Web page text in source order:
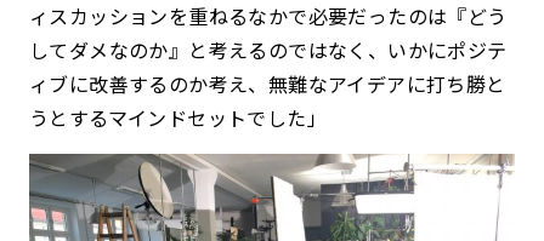
ィスカッションを重ねるなかで必要だったのは『どう
してダメなのか』と考えるのではなく、いかにポジテ
ィブに改善するのか考え、無難なアイデアに打ち勝と
うとするマインドセットでした」